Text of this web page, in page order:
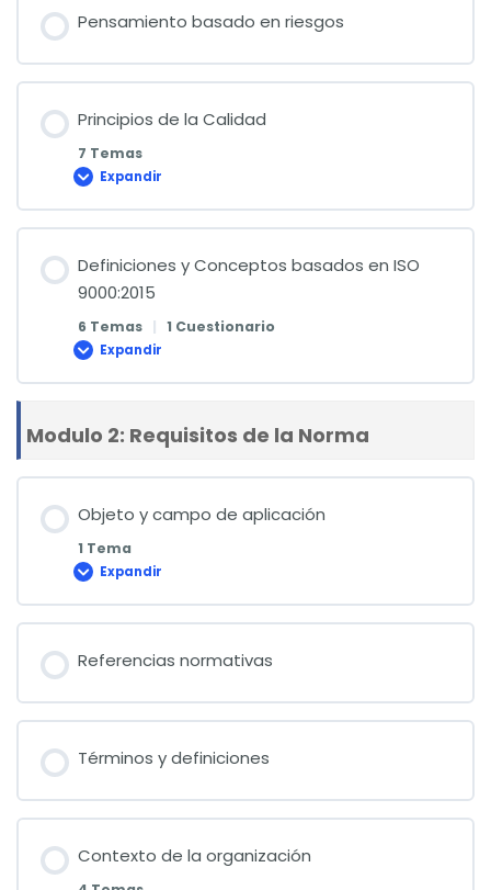
Pensamiento basado en riesgos
Principios de la Calidad
7 Temas
Expandir
Principios
la
Calidad
Definiciones y Conceptos basados en ISO
9000:2015
6 Temas | 1 Cuestionario
Expandir
Definiciones
Conceptos
ISO
9000:2015
Modulo 2: Requisitos de la Norma
Objeto y campo de aplicación
1 Tema
Expandir
Objeto
campo
de
Referencias normativas
Términos y definiciones
Contexto de la organización